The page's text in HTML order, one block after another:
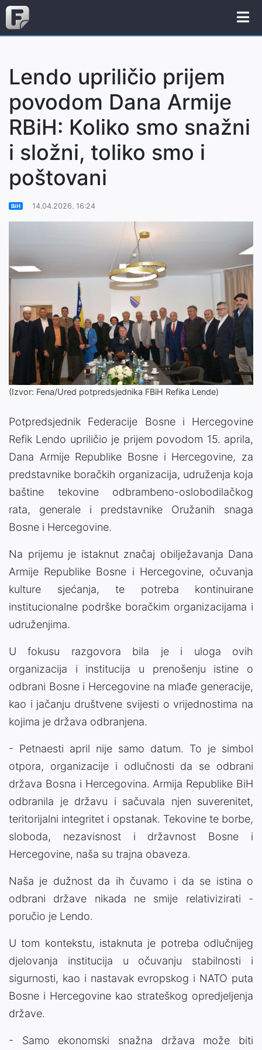
Lendo upriličio prijem
povodom Dana Armije
RBiH: Koliko smo snažni
i složni, toliko smo i
poštovani
BiH 14.04.2026. 16:24
(Izvor: Fena/Ured potpredsjednika FBiH Refika Lende)
Potpredsjednik Federacije Bosne i Hercegovine
Refik Lendo upriličio je prijem povodom 15. aprila,
Dana Armije Republike Bosne i Hercegovine, za
predstavnike boračkih organizacija, udruženja koja
baštine tekovine odbrambeno-oslobodilačkog
rata, generale i predstavnike Oružanih snaga
Bosne i Hercegovine.
Na prijemu je istaknut značaj obilježavanja Dana
Armije Republike Bosne i Hercegovine, očuvanja
kulture sjećanja, te potreba kontinuirane
institucionalne podrške boračkim organizacijama i
udruženjima.
U fokusu razgovora bila je i uloga ovih
organizacija i institucija u prenošenju istine o
odbrani Bosne i Hercegovine na mlađe generacije,
kao i jačanju društvene svijesti o vrijednostima na
kojima je država odbranjena.
- Petnaesti april nije samo datum. To je simbol
otpora, organizacije i odlučnosti da se odbrani
država Bosna i Hercegovina. Armija Republike BiH
odbranila je državu i sačuvala njen suverenitet,
teritorijalni integritet i opstanak. Tekovine te borbe,
sloboda, nezavisnost i državnost Bosne i
Hercegovine, naša su trajna obaveza.
Naša je dužnost da ih čuvamo i da se istina o
odbrani države nikada ne smije relativizirati -
poručio je Lendo.
U tom kontekstu, istaknuta je potreba odlučnijeg
djelovanja institucija u očuvanju stabilnosti i
sigurnosti, kao i nastavak evropskog i NATO puta
Bosne i Hercegovine kao strateškog opredjeljenja
države.
- Samo ekonomski snažna država može biti